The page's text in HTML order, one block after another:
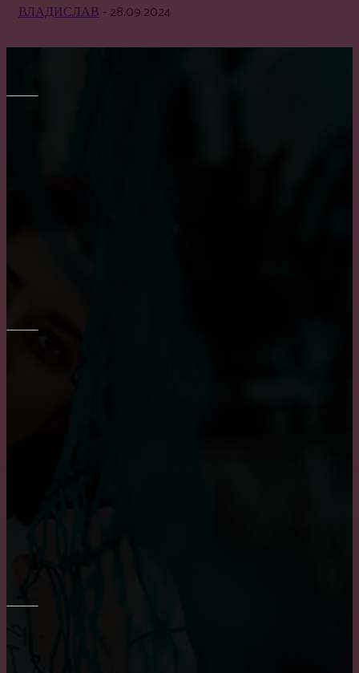
ВЛАДИСЛАВ- 28.09.2024